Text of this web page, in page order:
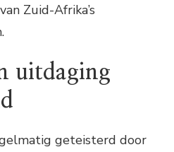
Zuid-Afrika’s
uitdaging
geteisterd door